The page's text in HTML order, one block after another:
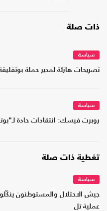
ذات صلة
سياسة
تصريحات هازئة لمدير حملة
سياسة
روبرت فيسك: انتقادات حادة
تغطية ذات صلة
سياسة
جيش الاحتلال والمستوطنون
عملية تل